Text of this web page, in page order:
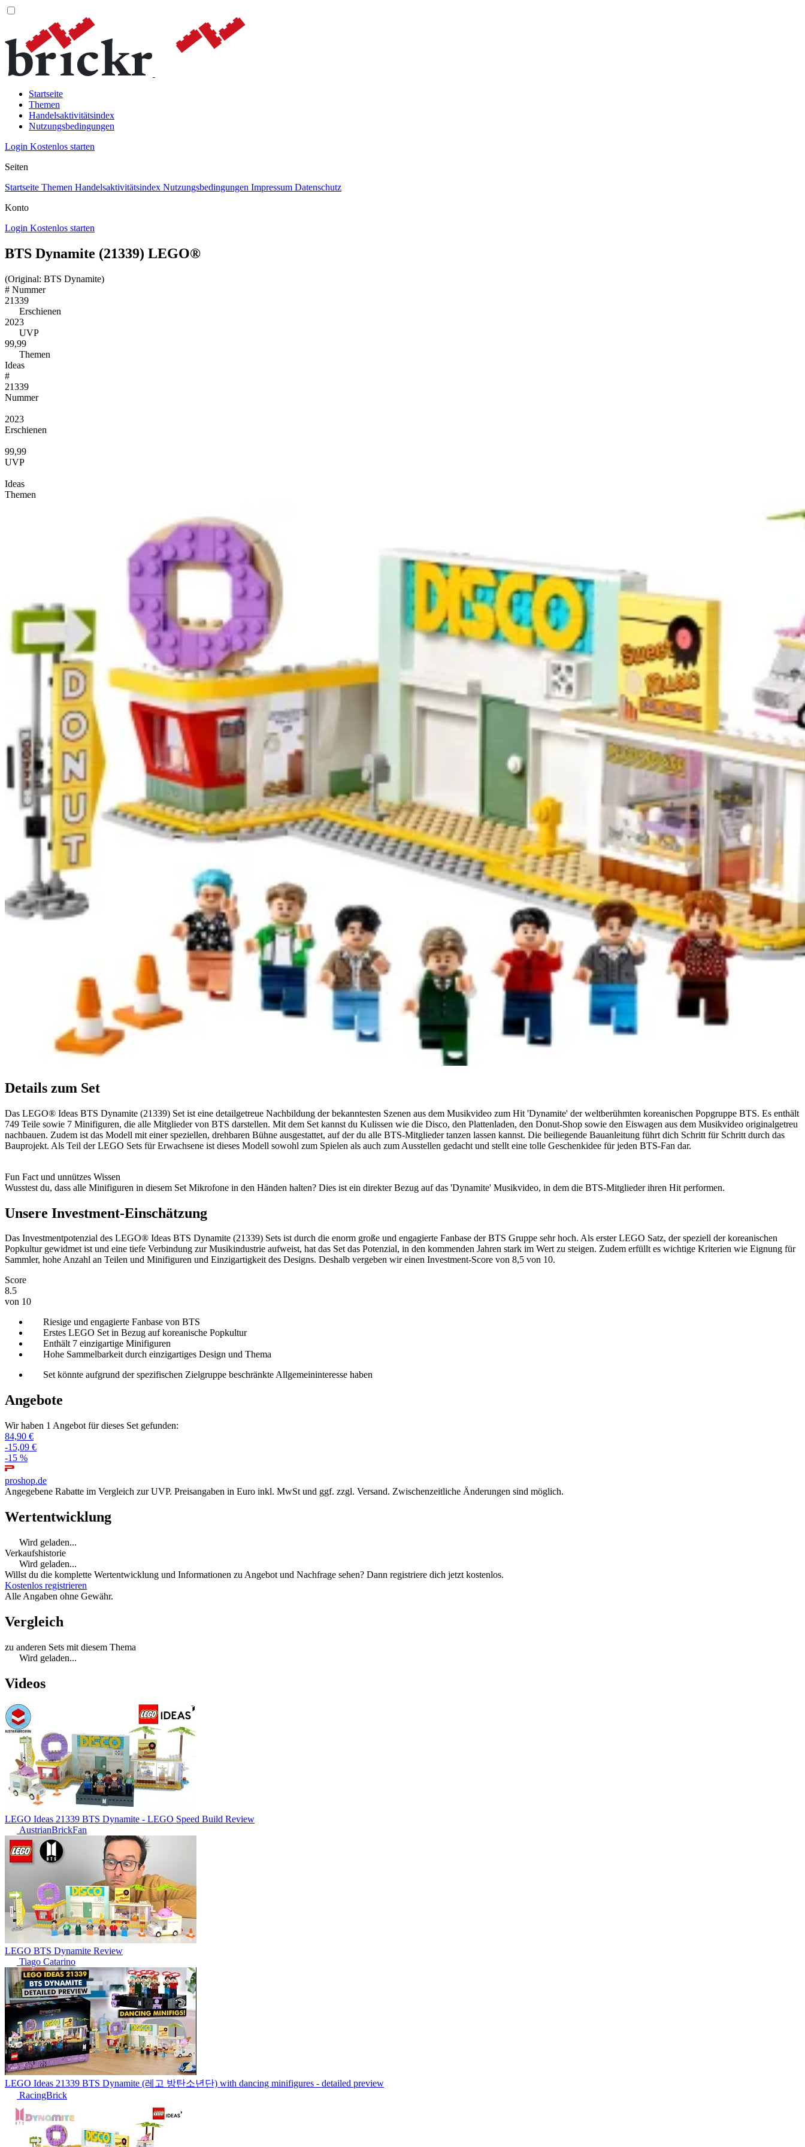
Startseite
Themen
Handelsaktivitätsindex
Nutzungsbedingungen
Login Kostenlos starten
Seiten
Startseite Themen Handelsaktivitätsindex Nutzungsbedingungen Impressum Datenschutz
Konto
Login Kostenlos starten
BTS Dynamite (21339) LEGO®
(Original: BTS Dynamite)
# Nummer
21339
Erschienen
2023
UVP
99,99
Themen
Ideas
#
21339
Nummer
2023
Erschienen
99,99
UVP
Ideas
Themen
Details zum Set
Das LEGO® Ideas BTS Dynamite (21339) Set ist eine detailgetreue Nachbildung der bekanntesten Szenen aus dem Musikvideo zum Hit 'Dynamite' der weltberühmten koreanischen Popgruppe BTS. Es enthält
749 Teile sowie 7 Minifiguren, die alle Mitglieder von BTS darstellen. Mit dem Set kannst du Kulissen wie die Disco, den Plattenladen, den Donut-Shop sowie den Eiswagen aus dem Musikvideo originalgetreu
nachbauen. Zudem ist das Modell mit einer speziellen, drehbaren Bühne ausgestattet, auf der du alle BTS-Mitglieder tanzen lassen kannst. Die beiliegende Bauanleitung führt dich Schritt für Schritt durch das
Bauprojekt. Als Teil der LEGO Sets für Erwachsene ist dieses Modell sowohl zum Spielen als auch zum Ausstellen gedacht und stellt eine tolle Geschenkidee für jeden BTS-Fan dar.
Fun Fact und unnützes Wissen
Wusstest du, dass alle Minifiguren in diesem Set Mikrofone in den Händen halten? Dies ist ein direkter Bezug auf das 'Dynamite' Musikvideo, in dem die BTS-Mitglieder ihren Hit performen.
Unsere Investment-Einschätzung
Das Investmentpotenzial des LEGO® Ideas BTS Dynamite (21339) Sets ist durch die enorm große und engagierte Fanbase der BTS Gruppe sehr hoch. Als erster LEGO Satz, der speziell der koreanischen
Popkultur gewidmet ist und eine tiefe Verbindung zur Musikindustrie aufweist, hat das Set das Potenzial, in den kommenden Jahren stark im Wert zu steigen. Zudem erfüllt es wichtige Kriterien wie Eignung für
Sammler, hohe Anzahl an Teilen und Minifiguren und Einzigartigkeit des Designs. Deshalb vergeben wir einen Investment-Score von 8,5 von 10.
Score
8.5
von 10
Riesige und engagierte Fanbase von BTS
Erstes LEGO Set in Bezug auf koreanische Popkultur
Enthält 7 einzigartige Minifiguren
Hohe Sammelbarkeit durch einzigartiges Design und Thema
Set könnte aufgrund der spezifischen Zielgruppe beschränkte Allgemeininteresse haben
Angebote
Wir haben 1 Angebot für dieses Set gefunden:
84,90 €
-15,09 €
-15 %
proshop.de
Angegebene Rabatte im Vergleich zur UVP. Preisangaben in Euro inkl. MwSt und ggf. zzgl. Versand. Zwischenzeitliche Änderungen sind möglich.
Wertentwicklung
Wird geladen...
Verkaufshistorie
Wird geladen...
Willst du die komplette Wertentwicklung und Informationen zu Angebot und Nachfrage sehen? Dann registriere dich jetzt kostenlos.
Kostenlos registrieren
Alle Angaben ohne Gewähr.
Vergleich
zu anderen Sets mit diesem Thema
Wird geladen...
Videos
LEGO Ideas 21339 BTS Dynamite - LEGO Speed Build Review
AustrianBrickFan
LEGO BTS Dynamite Review
Tiago Catarino
LEGO Ideas 21339 BTS Dynamite (레고 방탄소년단) with dancing minifigures - detailed preview
RacingBrick